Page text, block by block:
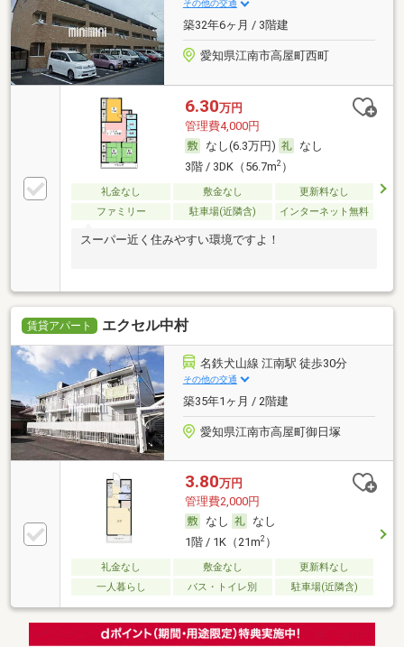
その他の交通
築32年6ヶ月 / 3階建
愛知県江南市高屋町西町
6.30万円
管理費4,000円
なし(6.3万円)
なし
3階 / 3DK（56.7m2）
礼金なし 敷金なし
更新料なし
ファミリー
駐車場(近隣含) インターネット無料
スーパー近く住みやすい環境ですよ！
賃貸アパート エクセル中村
名鉄犬山線 江南駅 徒歩30分
その他の交通
築35年1ヶ月 / 2階建
愛知県江南市高屋町御日塚
3.80万円
管理費2,000円
なし
なし
1階 / 1K（21m2）
礼金なし 敷金なし
更新料なし
一人暮らし
バス・トイレ別 駐車場(近隣含)